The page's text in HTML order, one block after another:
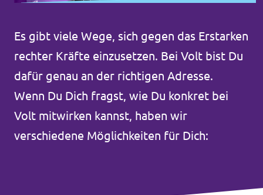
Mache bei uns mit!
Deine Spende für Volt!
Es gibt viele Wege, sich gegen das Erstarken
rechter Kräfte einzusetzen. Bei Volt bist Du
dafür genau an der richtigen Adresse.
Wenn Du Dich fragst, wie Du konkret bei
Volt mitwirken kannst, haben wir
verschiedene Möglichkeiten für Dich: